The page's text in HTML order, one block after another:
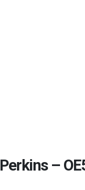
Perkins–